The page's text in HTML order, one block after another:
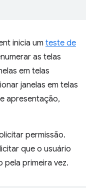
inicia um teste de
as telas
em telas
janelas em telas
apresentação,
permissão.
que o usuário
primeira vez.